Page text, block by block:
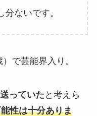
ないです。
で芸能界入り。
っていた と考えら
性は十分ありま